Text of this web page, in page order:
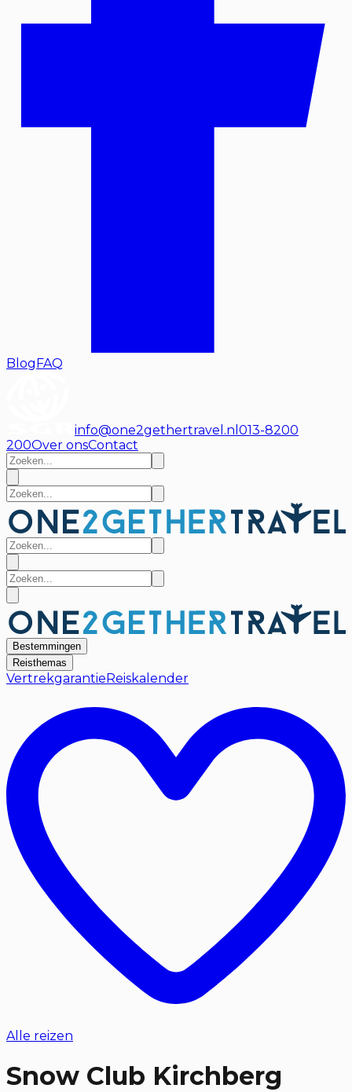
BlogFAQ
info@one2gethertravel.nl 013-8200
200Over onsContact
Bestemmingen
Reisthemas
Vertrekgarantie Reiskalender
Alle reizen
Snow Club Kirchberg